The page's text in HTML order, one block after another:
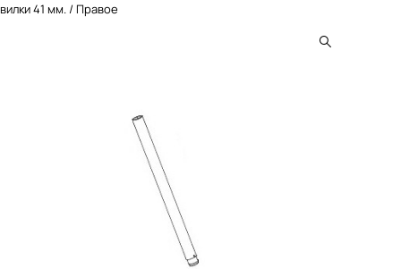
вилки 41 мм. / Правое